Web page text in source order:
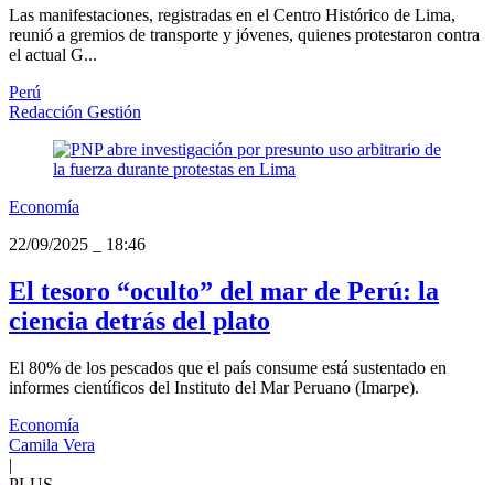
Las manifestaciones, registradas en el Centro Histórico de Lima,
reunió a gremios de transporte y jóvenes, quienes protestaron contra
el actual G...
Perú
Redacción Gestión
Economía
22/09/2025
18:46
El tesoro “oculto” del mar de Perú: la
ciencia detrás del plato
El 80% de los pescados que el país consume está sustentado en
informes científicos del Instituto del Mar Peruano (Imarpe).
Economía
Camila Vera
|